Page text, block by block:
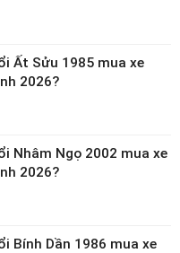
Ất Sửu 1985 mua xe
2026?
Nhâm Ngọ 2002 mua xe
2026?
Bính Dần 1986 mua xe